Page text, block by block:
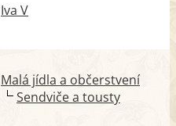
Iva V
Malá jídla a občerstvení
Sendviče a tousty